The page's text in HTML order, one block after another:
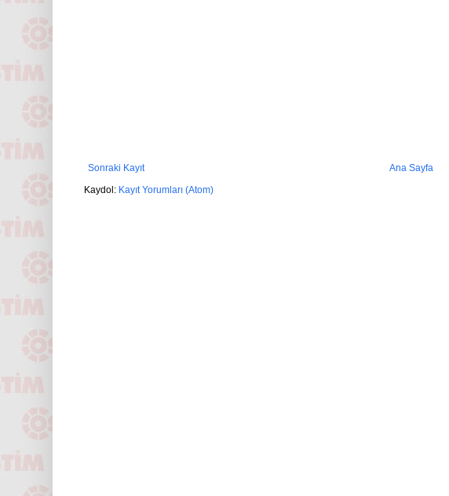
Sonraki Kayıt
Ana Sayfa
Kaydol: Kayıt Yorumları (Atom)